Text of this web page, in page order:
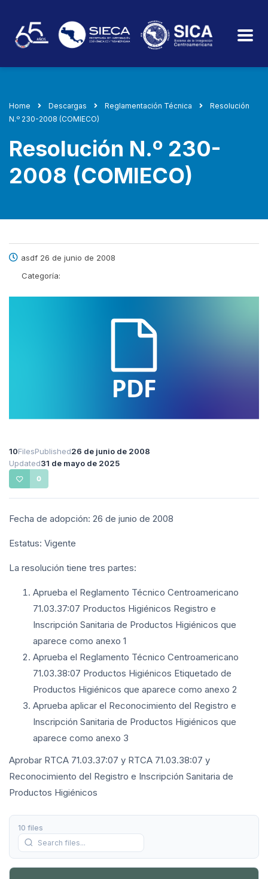
Home Descargas Reglamentación Técnica
Resolución
N.º 230-2008 (COMIECO)
Resolución N.º 230-
2008 (COMIECO)
asdf 26 de junio de 2008
Categoría:
10FilesPublished26 de junio de 2008
Updated31 de mayo de 2025
0
Fecha de adopción: 26 de junio de 2008
Estatus: Vigente
La resolución tiene tres partes:
Aprueba el Reglamento Técnico Centroamericano
71.03.37:07 Productos Higiénicos Registro e
Inscripción Sanitaria de Productos Higiénicos que
aparece como anexo 1
Aprueba el Reglamento Técnico Centroamericano
71.03.38:07 Productos Higiénicos Etiquetado de
Productos Higiénicos que aparece como anexo 2
Aprueba aplicar el Reconocimiento del Registro e
Inscripción Sanitaria de Productos Higiénicos que
aparece como anexo 3
Aprobar RTCA 71.03.37:07 y RTCA 71.03.38:07 y
Reconocimiento del Registro e Inscripción Sanitaria de
Productos Higiénicos
10 files